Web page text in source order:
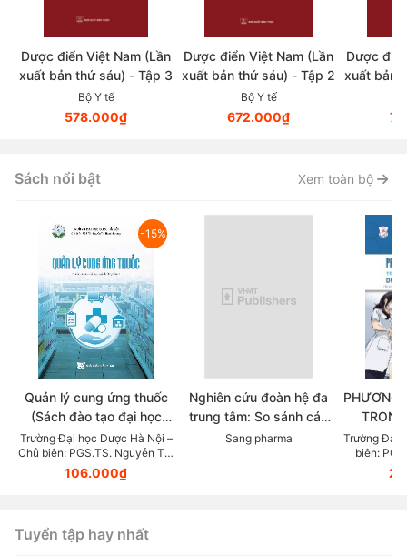
Dược điển Việt Nam (Lần
xuất bản thứ sáu) - Tập 3
Bộ Y tế
578.000₫
Dược điển Việt Nam (Lần
xuất bản thứ sáu) - Tập 2
Bộ Y tế
672.000₫
Dược
xuất bản
Sách nổi bật Xem toàn bộ
-15%
Quản lý cung ứng thuốc
(Sách đào tạo đại học
ngành dược học)
Trường Đại học Dược Hà Nội –
Chủ biên: PGS.TS. Nguyễn Thị
Thanh Hương
106.000₫
Nghiên cứu đoàn hệ đa
trung tâm: So sánh các
chẹn beta trong thực tế
Sang pharma
PHƯƠNG
KHOA
LỰC
giảng
Trường Đại
biên:
Tuyển tập hay nhất